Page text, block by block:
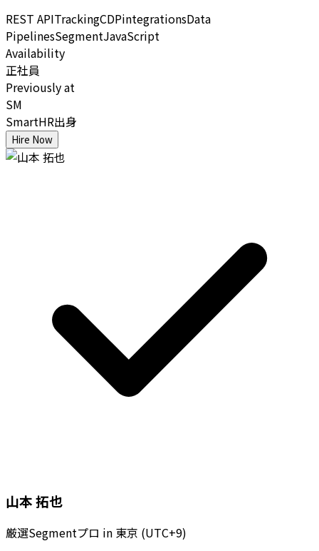
REST APITrackingCDPintegrationsData
PipelinesSegmentJavaScript
Availability
正社員
Previously at
SM
SmartHR出身
Hire Now
山本 拓也
厳選Segmentプロ in 東京 (UTC+9)